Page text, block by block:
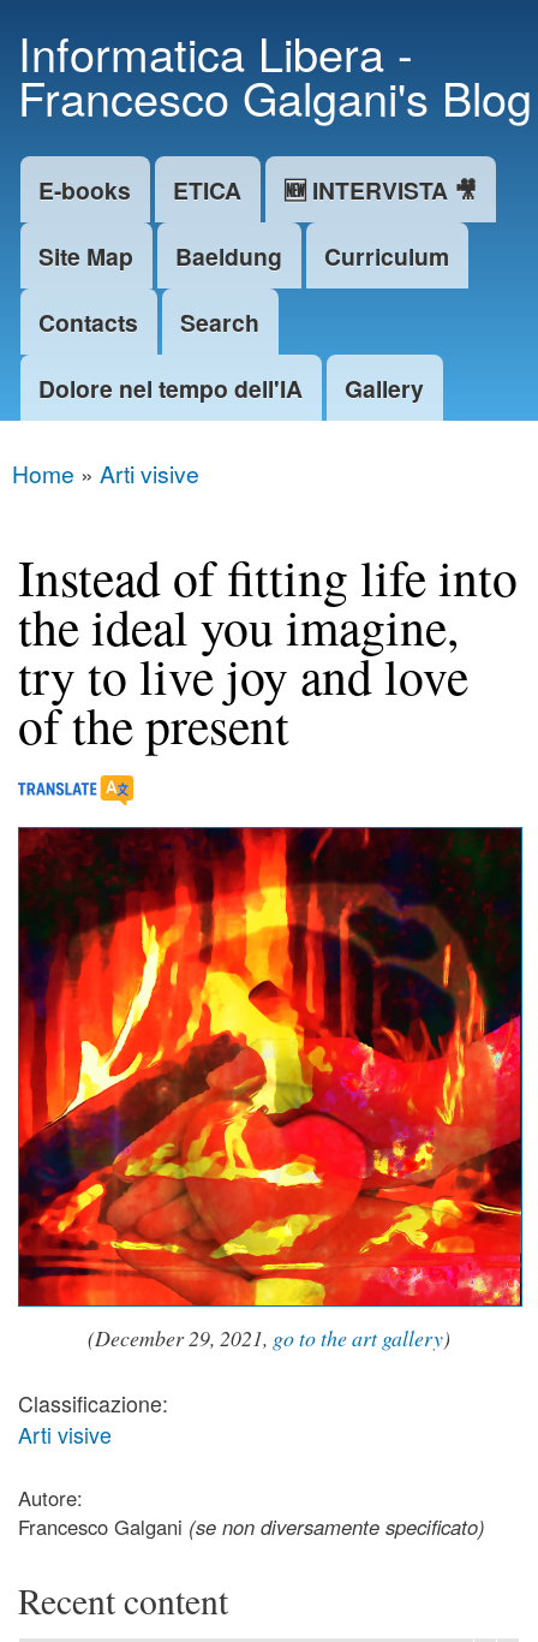
main
content
Informatica Libera -
Francesco Galgani's Blog
Main menu
E-books ETICA
🆕 INTERVISTA 🎥
Site Map
Baeldung
Curriculum
Contacts
Search
Dolore nel tempo dell'IA
Gallery
You are here
Home » Arti visive
Instead of fitting life into
the ideal you imagine,
try to live joy and love
of the present
(December 29, 2021, go to the art gallery)
Classificazione:
Arti visive
Autore:
Francesco Galgani (se non diversamente specificato)
Recent content